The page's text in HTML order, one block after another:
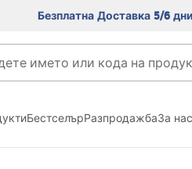
Безплатна Доставка 5/6 дни
БестселърРазпродажбаЗа нас